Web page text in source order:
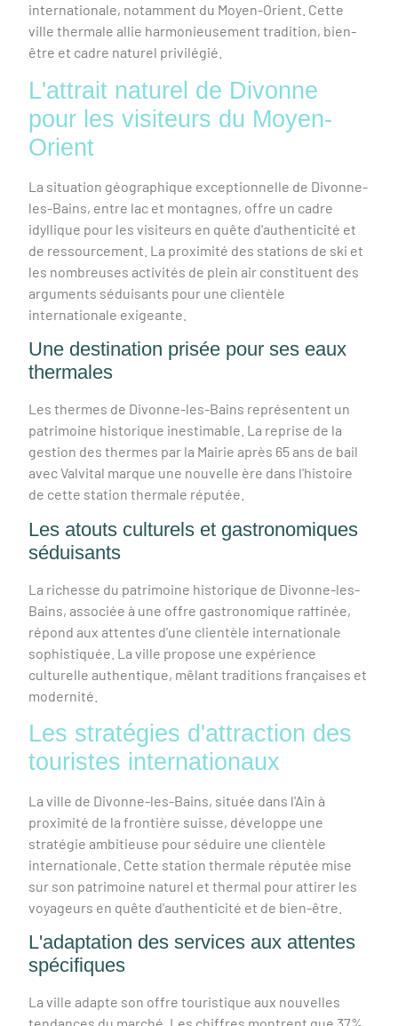
internationale, notamment du Moyen-Orient. Cette
ville thermale allie harmonieusement tradition, bien-
être et cadre naturel privilégié.
L'attrait naturel de Divonne
pour les visiteurs du Moyen-
Orient
La situation géographique exceptionnelle de Divonne-
les-Bains, entre lac et montagnes, offre un cadre
idyllique pour les visiteurs en quête d'authenticité et
de ressourcement. La proximité des stations de ski et
les nombreuses activités de plein air constituent des
arguments séduisants pour une clientèle
internationale exigeante.
Une destination prisée pour ses eaux
thermales
Les thermes de Divonne-les-Bains représentent un
patrimoine historique inestimable. La reprise de la
gestion des thermes par la Mairie après 65 ans de bail
avec Valvital marque une nouvelle ère dans l'histoire
de cette station thermale réputée.
Les atouts culturels et gastronomiques
séduisants
La richesse du patrimoine historique de Divonne-les-
Bains, associée à une offre gastronomique raffinée,
répond aux attentes d'une clientèle internationale
sophistiquée. La ville propose une expérience
culturelle authentique, mêlant traditions françaises et
modernité.
Les stratégies d'attraction des
touristes internationaux
La ville de Divonne-les-Bains, située dans l'Ain à
proximité de la frontière suisse, développe une
stratégie ambitieuse pour séduire une clientèle
internationale. Cette station thermale réputée mise
sur son patrimoine naturel et thermal pour attirer les
voyageurs en quête d'authenticité et de bien-être.
L'adaptation des services aux attentes
spécifiques
La ville adapte son offre touristique aux nouvelles